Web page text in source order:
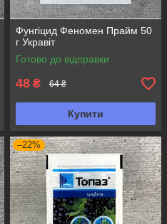
Фунгіцид Феномен Прайм 50
г Укравіт
Готово до відправки
48 ₴ 64 ₴
Купити
–22%